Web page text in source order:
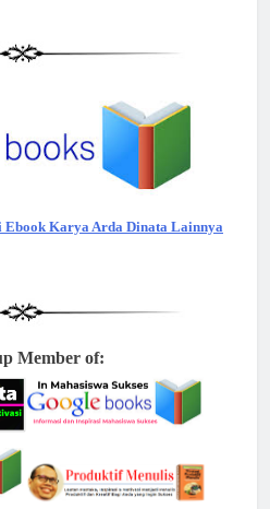
Karya Arda Dinata Lainnya
Member of: